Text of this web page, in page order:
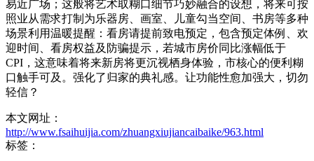
易近广场；这般将艺术取糊口细节巧妙融合的设想，将来可按
照业从需求打制为乐器房、画室、儿童勾当空间、书房等多种
场景利用温暖提醒：看房请提前致电预定，包含预定体例、欢
迎时间、看房权益及防骗提示，若城市房价同比涨幅低于
CPI，这意味着将来新房将更沉视栖身体验，市核心的便利糊
口触手可及。强化了归家的典礼感。让功能性愈加强大，切勿
轻信？
本文网址：
http://www.fsaihuijia.com/zhuangxiujiancaibaike/963.html
标签：